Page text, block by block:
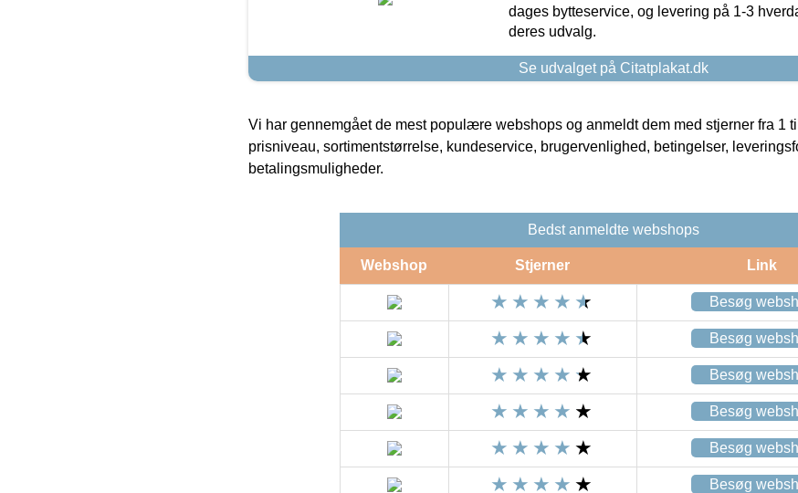
dages bytteservice, og levering på 1-3
deres udvalg.
Se udvalget på Citatplakat.dk
Vi har gennemgået de mest populære webshops og anmeldt dem med stjerner fra 1
prisniveau, sortimentstørrelse, kundeservice, brugervenlighed, betingelser,
betalingsmuligheder.
Bedst anmeldte webshops
Webshop Stjerner Link
Besøg
Besøg
Besøg
Besøg
Besøg
Besøg